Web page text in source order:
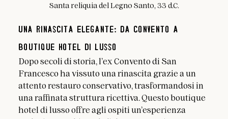
Santa reliquia del Legno Santo, 33 d.C.
Una Rinascita Elegante: Da Convento a
Boutique Hotel di Lusso
Dopo secoli di storia, l’ex Convento di San
Francesco ha vissuto una rinascita grazie a un
attento restauro conservativo, trasformandosi in
una raffinata struttura ricettiva. Questo boutique
hotel di lusso offre agli ospiti un’esperienza